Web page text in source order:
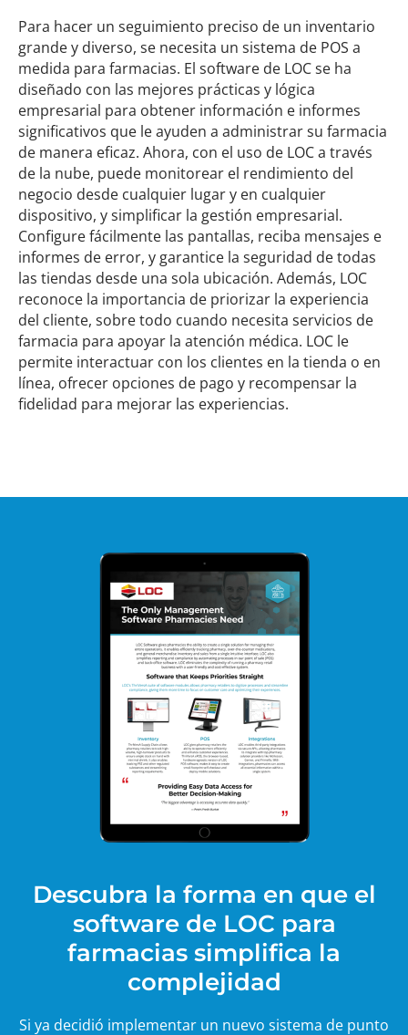
Para hacer un seguimiento preciso de un inventario
grande y diverso, se necesita un sistema de POS a
medida para farmacias. El software de LOC se ha
diseñado con las mejores prácticas y lógica
empresarial para obtener información e informes
significativos que le ayuden a administrar su farmacia
de manera eficaz. Ahora, con el uso de LOC a través
de la nube, puede monitorear el rendimiento del
negocio desde cualquier lugar y en cualquier
dispositivo, y simplificar la gestión empresarial.
Configure fácilmente las pantallas, reciba mensajes e
informes de error, y garantice la seguridad de todas
las tiendas desde una sola ubicación. Además, LOC
reconoce la importancia de priorizar la experiencia
del cliente, sobre todo cuando necesita servicios de
farmacia para apoyar la atención médica. LOC le
permite interactuar con los clientes en la tienda o en
línea, ofrecer opciones de pago y recompensar la
fidelidad para mejorar las experiencias.
Descubra la forma en que el
software de LOC para
farmacias simplifica la
complejidad
Si ya decidió implementar un nuevo sistema de punto